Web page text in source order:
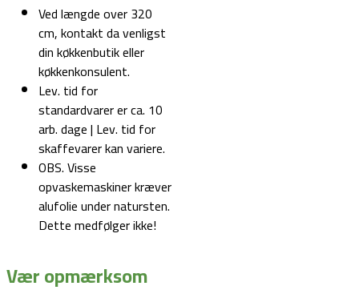
Ved længde over 320
cm, kontakt da venligst
din køkkenbutik eller
køkkenkonsulent.
Lev. tid for
standardvarer er ca. 10
arb. dage | Lev. tid for
skaffevarer kan variere.
OBS. Visse
opvaskemaskiner kræver
alufolie under natursten.
Dette medfølger ikke!
Vær opmærksom